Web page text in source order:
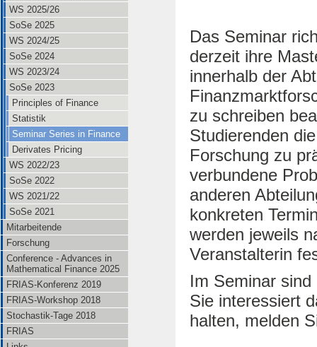
WS 2025/26
SoSe 2025
WS 2024/25
SoSe 2024
WS 2023/24
SoSe 2023
Principles of Finance
Statistik
Seminar Series in Finance
Derivates Pricing
WS 2022/23
SoSe 2022
WS 2021/22
SoSe 2021
Mitarbeitende
Forschung
Conference - Advances in
Mathematical Finance 2025
FRIAS-Konferenz 2019
FRIAS-Workshop 2018
Stochastik-Tage 2018
FRIAS
Das Seminar
derzeit ihre
innerhalb der
zu schreiben
Studierenden
Forschung zu
verbundene
anderen
konkreten
werden jeweils
Veranstalterin
Im Seminar
Sie interessiert
halten, melden